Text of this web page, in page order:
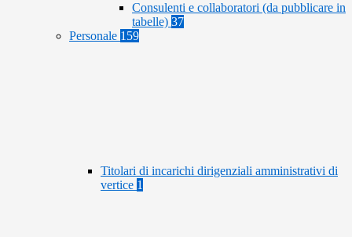
Consulenti e collaboratori (da pubblicare in
tabelle) 37
Personale 159
Titolari di incarichi dirigenziali amministrativi di
vertice 1